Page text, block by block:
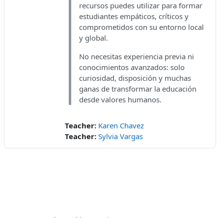
recursos puedes utilizar para formar
estudiantes empáticos, críticos y
comprometidos con su entorno local
y global.
No necesitas experiencia previa ni
conocimientos avanzados: solo
curiosidad, disposición y muchas
ganas de transformar la educación
desde valores humanos.
Teacher: Karen Chavez
Teacher: Sylvia Vargas